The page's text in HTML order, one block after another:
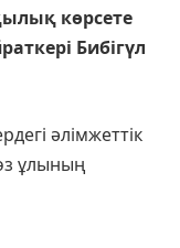
көрсете
Бибігүл
әлімжеттік
ұлының